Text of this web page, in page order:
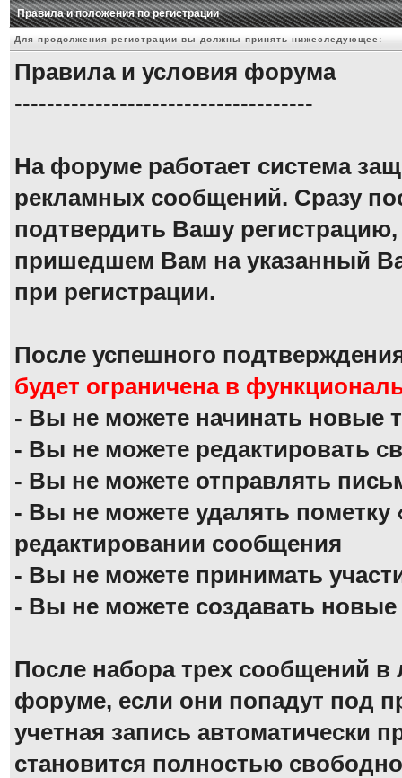
Правила и положения по регистрации
Для продолжения регистрации вы должны принять нижеследующее:
Правила и условия форума
-------------------------------------
На форуме работает система
рекламных сообщений. Сразу
подтвердить Вашу
пришедшем Вам на указанный
при регистрации.
После успешного
будет ограничена в
- Вы не можете начинать новые
- Вы не можете редактировать
- Вы не можете отправлять
- Вы не можете удалять пометку
редактировании сообщения
- Вы не можете принимать
- Вы не можете создавать
После набора трех сообщений
форуме, если они попадут под
учетная запись автоматически
становится полностью